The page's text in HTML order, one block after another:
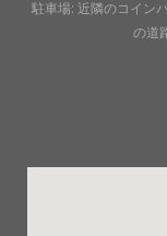
駐車場: 近隣のコイン
の道